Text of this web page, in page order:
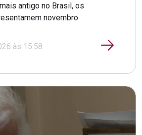
antigo no Brasil, os
novembro
às 15:58